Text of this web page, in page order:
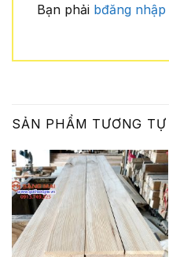
Bạn phải bđăng nhập
SẢN PHẨM TƯƠNG TỰ